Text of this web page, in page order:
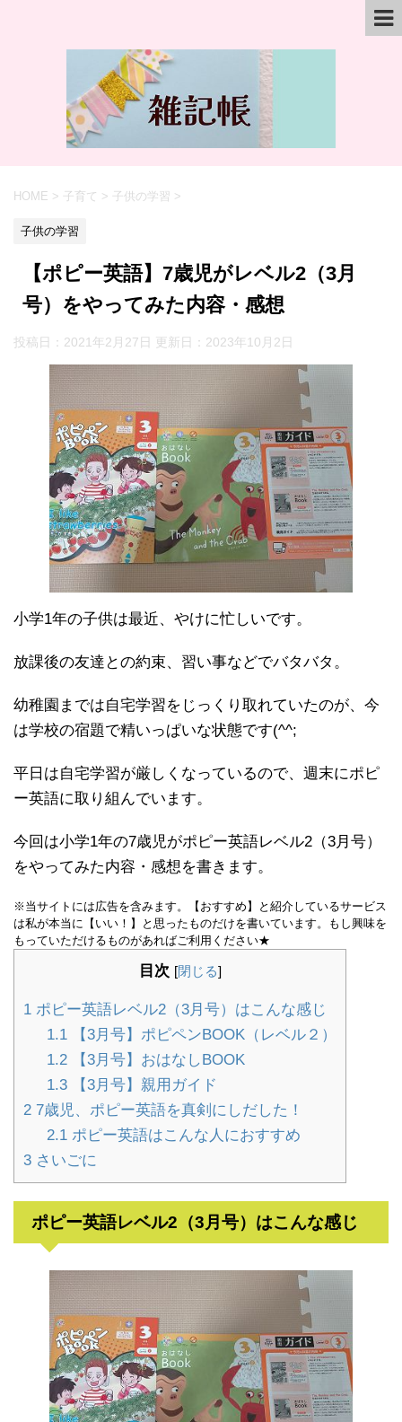
HOME > 子育て > 子供の学習 >
子供の学習
【ポピー英語】7歳児がレベル2（3月
号）をやってみた内容・感想
投稿日：2021年2月27日 更新日： 2023年10月2日
小学1年の子供は最近、やけに忙しいです。
放課後の友達との約束、習い事などでバタバタ。
幼稚園までは自宅学習をじっくり取れていたのが、今
は学校の宿題で精いっぱいな状態です(^^;
平日は自宅学習が厳しくなっているので、週末にポピ
ー英語に取り組んでいます。
今回は小学1年の7歳児がポピー英語レベル2（3月号）
をやってみた内容・感想を書きます。
※当サイトには広告を含みます。【おすすめ】と紹介しているサービス
は私が本当に【いい！】と思ったものだけを書いています。もし興味を
もっていただけるものがあればご利用ください★
目次 [閉じる]
1 ポピー英語レベル2（3月号）はこんな感じ
1.1【3月号】ポピペンBOOK（レベル２）
1.2【3月号】おはなしBOOK
1.3【3月号】親用ガイド
2 7歳児、ポピー英語を真剣にしだした！
2.1ポピー英語はこんな人におすすめ
3 さいごに
ポピー英語レベル2（3月号）はこんな感じ